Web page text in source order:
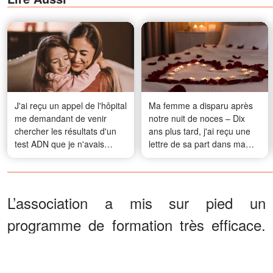
J'ai reçu un appel de l'hôpital
me demandant de venir
chercher les résultats d'un
test ADN que je n'avais
jamais demandé
Ma femme a disparu après
notre nuit de noces – Dix
ans plus tard, j'ai reçu une
lettre de sa part dans ma
boîte aux lettres
L’association a mis sur pied un
programme de formation très efficace.